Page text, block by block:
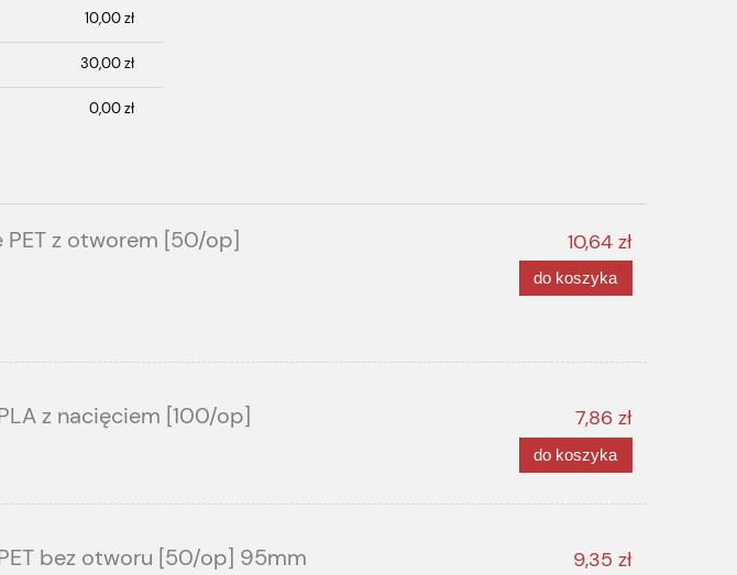
kosztów10,00 zł
30,00 zł
0,00 zł
PET z otworem [50/op]
10,64 zł
do koszyka
z nacięciem [100/op]
7,86 zł
do koszyka
bez otworu [50/op] 95mm
9,35 zł